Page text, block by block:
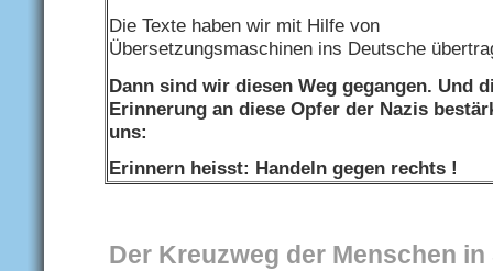
Die Texte haben wir mit Hilfe von
Übersetzungsmaschinen ins Deutsche
Dann sind wir diesen Weg gegangen. Und
Erinnerung an diese Opfer der Nazis
uns:
Erinnern heisst: Handeln gegen rechts !
Der Kreuzweg der Menschen